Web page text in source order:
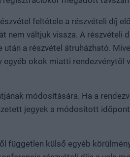
feltétele a részvételi díj
nem váltjuk vissza. A
a részvétel átruházható.
okok miatti
módosítására. Ha a
jegyek a módosított
független külső egyéb